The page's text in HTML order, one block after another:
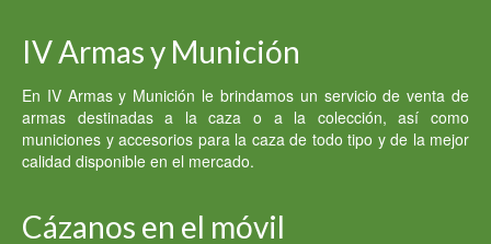
200.00 €.100.00 €.
IV Armas y Munición
En IV Armas y Munición le brindamos un servicio de venta de
armas destinadas a la caza o a la colección, así como
municiones y accesorios para la caza de todo tipo y de la mejor
calidad disponible en el mercado.
Cázanos en el móvil